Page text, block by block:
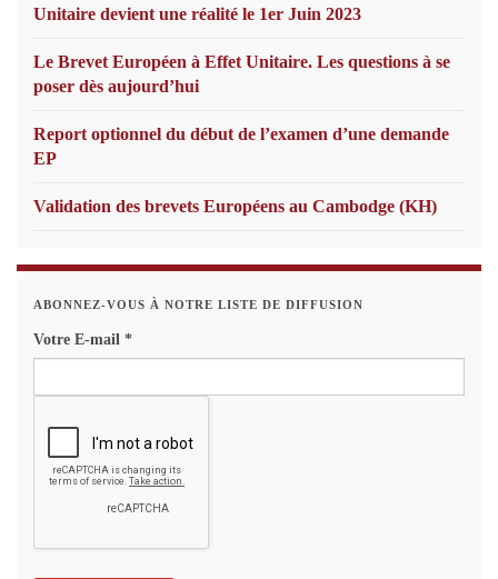
Unitaire devient une réalité le 1er Juin 2023
Le Brevet Européen à Effet Unitaire. Les questions à se
poser dès aujourd’hui
Report optionnel du début de l’examen d’une demande
EP
Validation des brevets Européens au Cambodge (KH)
ABONNEZ-VOUS À NOTRE LISTE DE DIFFUSION
Votre E-mail *